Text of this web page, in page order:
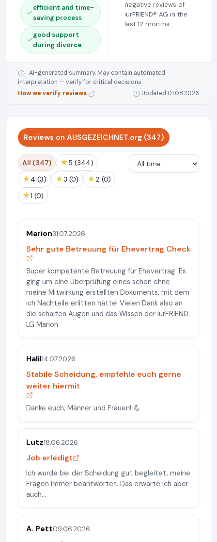
efficient and time-
saving process
good support
during divorce
negative reviews of
iurFRIEND® AG in the
last 12 months.
AI-generated summary. May contain automated
interpretation — verify for critical decisions.
How we verify reviews
Updated 01.08.2026
Reviews on AUSGEZEICHNET.org (347)
All (347) ★ 5 (344)
★ 4 (3) ★ 3 (0) ★ 2 (0)
★ 1 (0)
Marion31.07.2026
Sehr gute Betreuung für Ehevertrag Check
Super kompetente Betreuung für Ehevertrag. Es
ging um eine Überprüfung eines schon ohne
meine Mitwirkung erstellten Dokuments, mit dem
ich Nachteile erlitten hätte! Vielen Dank also an
die scharfen Augen und das Wissen der iurFRIEND.
LG Marion
Halil14.07.2026
Stabile Scheidung, empfehle euch gerne
weiter hiermit
Danke euch, Männer und Frauen! 💪
Lutz18.06.2026
Job erledigt
Ich wurde bei der Scheidung gut begleitet, meine
Fragen immer beantwortet. Das erwarte ich aber
auch...
A. Pett09.06.2026